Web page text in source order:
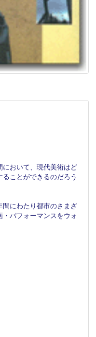
おいて、現代美術はど
ことができるのだろう
にわたり都市のさまざ
パフォーマンスをウォ